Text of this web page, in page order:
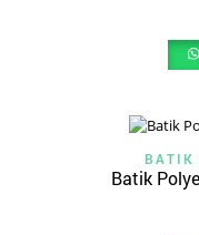
BATIK
Batik